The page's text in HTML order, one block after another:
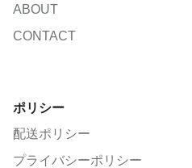
ABOUT
CONTACT
ポリシー
配送ポリシー
プライバシーポリシー